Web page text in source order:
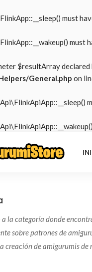
must
must
$resultArray
General.php on
la categoría donde
sobre patrones de
creación de amigurumis de